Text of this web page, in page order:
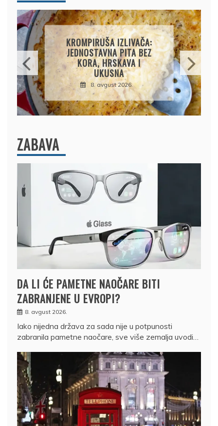
AMERIČKE PALAČINKE:
BRZ I JEDNOSTAVAN
RECEPT ZA SAVRŠENO
MEKANE I VAZDUŠASTE
PALAČINKE
9. avgust 2026.
ZABAVA
DA LI ĆE PAMETNE NAOČARE BITI
ZABRANJENE U EVROPI?
8. avgust 2026.
Iako nijedna država za sada nije u potpunosti
zabranila pametne naočare, sve više zemalja uvodi…